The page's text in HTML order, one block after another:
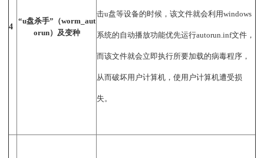
4
“u盘杀手”（worm_aut
orun）及变种
击u盘等设备的时候，该文件就会利用windows
系统的自动播放功能优先运行autorun.inf文件，
而该文件就会立即执行所要加载的病毒程序，
从而破坏用户计算机，使用户计算机遭受损
失。